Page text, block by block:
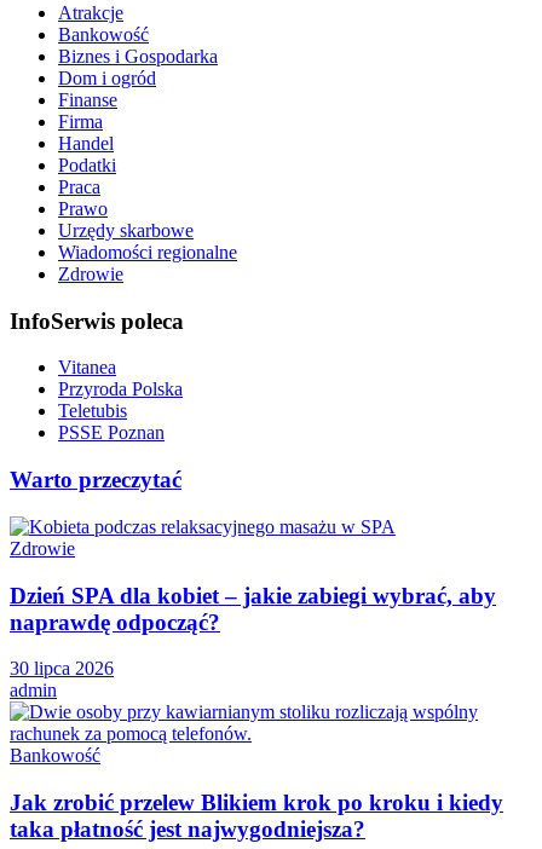
Atrakcje
Bankowość
Biznes i Gospodarka
Dom i ogród
Finanse
Firma
Handel
Podatki
Praca
Prawo
Urzędy skarbowe
Wiadomości regionalne
Zdrowie
InfoSerwis poleca
Vitanea
Przyroda Polska
Teletubis
PSSE Poznan
Warto przeczytać
Zdrowie
Dzień SPA dla kobiet – jakie zabiegi wybrać, aby
naprawdę odpocząć?
30 lipca 2026
admin
Bankowość
Jak zrobić przelew Blikiem krok po kroku i kiedy
taka płatność jest najwygodniejsza?